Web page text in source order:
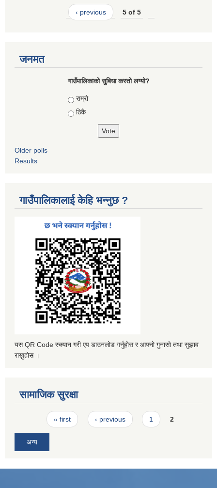
‹ previous 5 of 5
जनमत
गाउँपालिकाको सुबिधा कस्तो लग्यो?
Choices
राम्रो
ठिकै
Older polls
Results
गाउँपालिकालाई केहि भन्नुछ ?
यस QR Code स्क्यान गरी एप डाउनलोड गर्नुहोस र आफ्नो गुनासो तथा सुझाव
राख्नुहोस ।
सामाजिक सुरक्षा
Pages« first ‹ previous 1 2
अन्य